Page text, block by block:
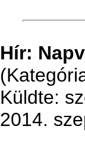
Hír:
Küldte:
2014.